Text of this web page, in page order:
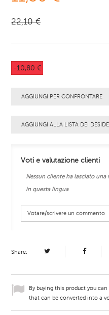
22,10 €
-10,80 €
AGGIUNGI PER CONFRONTARE
AGGIUNGI ALLA LISTA DEI
Voti e valutazione clienti
Nessun cliente ha lasciato una
in questa lingua
Votare/scrivere un commento
Share:
By buying this product you
that can be converted into a